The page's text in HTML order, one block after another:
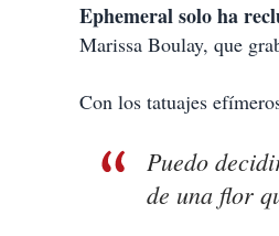
Ephemeral solo ha
Marissa Boulay, que
Con los tatuajes
Puedo
de una flor